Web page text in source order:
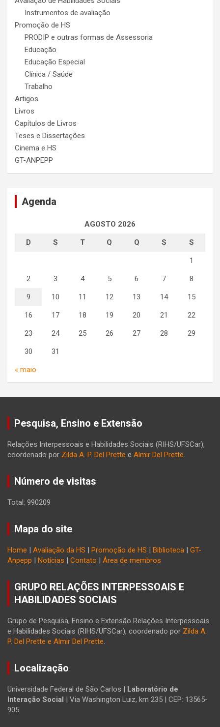
Instrumentos de avaliação
Promoção de HS
PRODIP e outras formas de Assessoria
Educação
Educação Especial
Clínica / Saúde
Trabalho
Artigos
Livros
Capítulos de Livros
Teses e Dissertações
Cinema e HS
GT-ANPEPP
Agenda
AGOSTO 2026
D S T Q Q S S
1
2 3 4 5 6 7 8
9 10 11 12 13 14 15
16 17 18 19 20 21 22
23 24 25 26 27 28 29
30 31
« maio
Pesquisa, Ensino e Extensão
Relações Interpessoais e Habilidades Sociais (RIHS/UFSCar),
coordenado por Zilda A. P. Del Prette e Almir Del Prette.
Número de visitas
Total: 990209
Mapa do site
Home Avaliação da HS Promoção de HS Biblioteca
GT-
Anpepp
Notícias Contato Área de membros
GRUPO RELAÇÕES INTERPESSOAIS E
HABILIDADES SOCIAIS
Grupo de Pesquisa, Ensino e Extensão Relações Interpessoais
e Habilidades Sociais (RIHS/UFSCar), coordenado por Zilda A.
P. Del Prette e Almir Del Prette.
Localização
Universidade Federal de São Carlos |
Laboratório de
Interação Social
| Via Washington Luiz, km 235 | CEP: 13565-
905